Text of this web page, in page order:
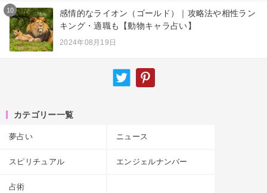
10
感情的なライオン（ゴールド）｜攻略法や相性ラン
キング・適職も【動物キャラ占い】
2024年08月19日
カテゴリー一覧
夢占い ニュース
スピリチュアル エンジェルナンバー
占術